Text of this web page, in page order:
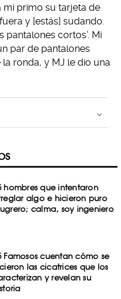
mi primo su tarjeta de
y [estás] sudando.
cortos’. Mi
par de pantalones
ronda, y MJ le dio una
hombres que intentaron
algo e hicieron puro
calma, soy ingeniero
Famosos cuentan cómo se
las cicatrices que los
y revelan su